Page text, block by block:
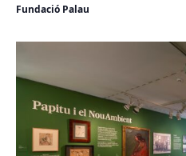
Fundació Palau